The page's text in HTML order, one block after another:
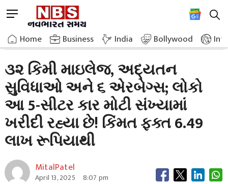
to
content
M
n
u
u
t
t
o
Home Business India Bollywood
Home»Breaking News»32 Km Mileage Advanced Features And 6 Airbag
૩૨ કિમી માઇલેજ, અદ્યતન
સુવિધાઓ અને ૬ એરબેગ્સ; લોકો
આ 5-સીટર કાર મોટી સંખ્યામાં
ખરીદી રહ્યા છે! કિંમત ફક્ત 6.49
લાખ રૂપિયાથી
MitalPatel
April 13, 2025 8:07 pm